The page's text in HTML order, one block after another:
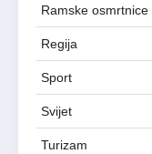
Ramske osmrtnice
Regija
Sport
Svijet
Turizam